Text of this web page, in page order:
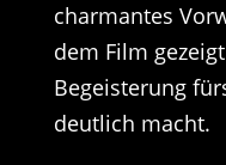
charmantes
dem Film
Begeisterung
deutlich macht.